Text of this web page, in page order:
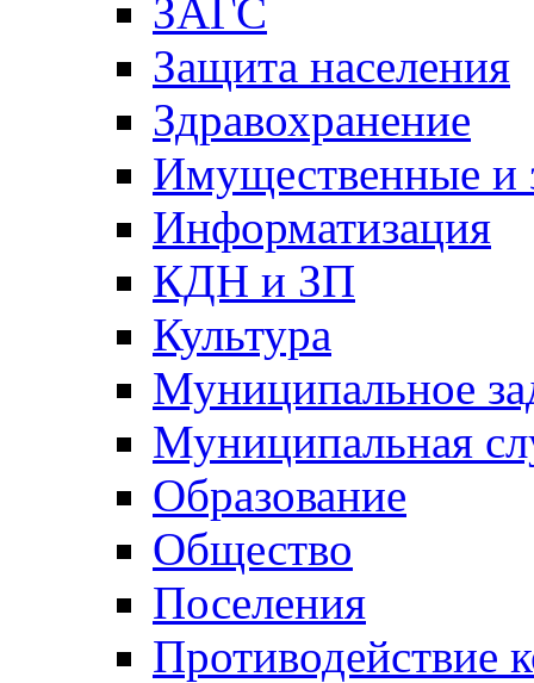
ЗАГС
Защита населения
Здравохранение
Имущественные и
Информатизация
КДН и ЗП
Культура
Муниципальное
Муниципальная
Образование
Общество
Поселения
Противодействие